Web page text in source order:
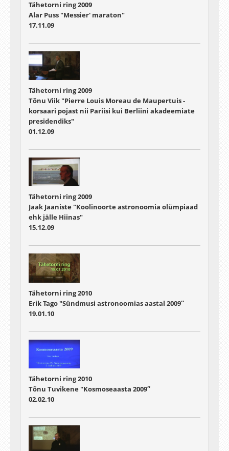
Tähetorni ring 2009
Alar Puss "Messier' maraton"
17.11.09
Tähetorni ring 2009
Tõnu Viik "Pierre Louis Moreau de Maupertuis -
korsaari pojast nii Pariisi kui Berliini akadeemiate
presidendiks"
01.12.09
Tähetorni ring 2009
Jaak Jaaniste "Koolinoorte astronoomia olümpiaad
ehk jälle Hiinas"
15.12.09
Tähetorni ring 2010
Erik Tago "Sündmusi astronoomias aastal 2009″
19.01.10
Tähetorni ring 2010
Tõnu Tuvikene "Kosmoseaasta 2009″
02.02.10